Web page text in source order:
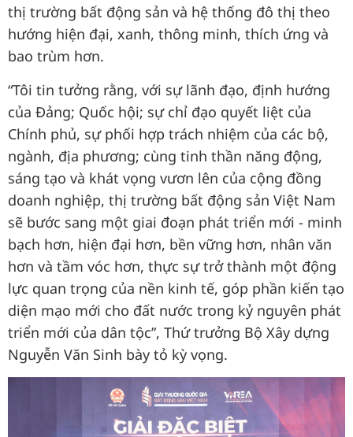
thị trường bất động sản và hệ thống đô thị theo
hướng hiện đại, xanh, thông minh, thích ứng và
bao trùm hơn.
“Tôi tin tưởng rằng, với sự lãnh đạo, định hướng
của Đảng; Quốc hội; sự chỉ đạo quyết liệt của
Chính phủ, sự phối hợp trách nhiệm của các bộ,
ngành, địa phương; cùng tinh thần năng động,
sáng tạo và khát vọng vươn lên của cộng đồng
doanh nghiệp, thị trường bất động sản Việt Nam
sẽ bước sang một giai đoạn phát triển mới - minh
bạch hơn, hiện đại hơn, bền vững hơn, nhân văn
hơn và tầm vóc hơn, thực sự trở thành một động
lực quan trọng của nền kinh tế, góp phần kiến tạo
diện mạo mới cho đất nước trong kỷ nguyên phát
triển mới của dân tộc”, Thứ trưởng Bộ Xây dựng
Nguyễn Văn Sinh bày tỏ kỳ vọng.